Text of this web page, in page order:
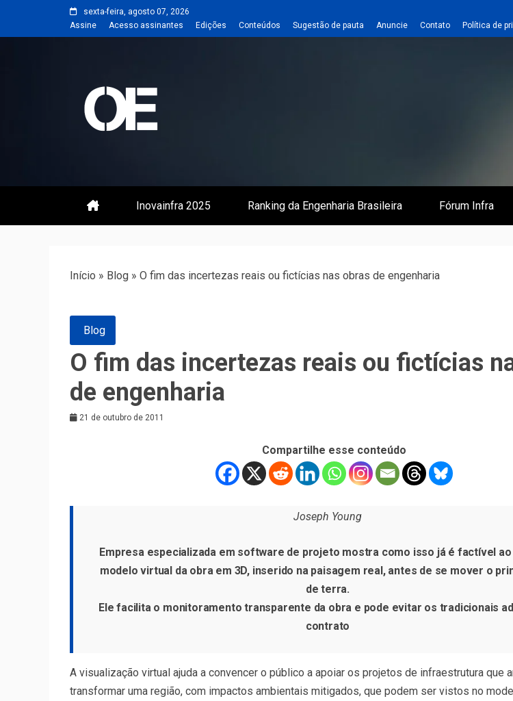
sexta-feira, agosto 07, 2026
Assine
Acesso assinantes Edições Conteúdos Sugestão de pauta Anuncie Contato Política de
Revista | O
Inovainfra 2025 Ranking da Engenharia Brasileira Fórum Infra
Início » Blog » O fim das incertezas reais ou fictícias nas obras de engenharia
Blog
O fim das incertezas reais ou fictícias
de engenharia
21 de outubro de 2011
Compartilhe esse conteúdo
Joseph Young
Empresa especializada em software de projeto mostra como isso já é factível
modelo virtual da obra em 3D, inserido na paisagem real, antes de se mover o
de terra.
Ele facilita o monitoramento transparente da obra e pode evitar os tradicionais
contrato
A visualização virtual ajuda a convencer o público a apoiar os projetos de infraestrutura que
transformar uma região, com impactos ambientais mitigados, que podem ser vistos no